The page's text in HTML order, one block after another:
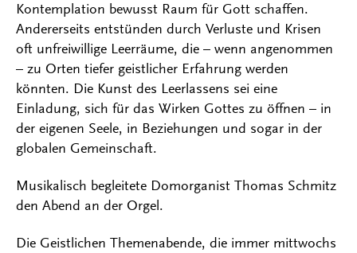
Kontemplation bewusst Raum für Gott schaffen.
Andererseits entstünden durch Verluste und Krisen
oft unfreiwillige Leerräume, die – wenn angenommen
– zu Orten tiefer geistlicher Erfahrung werden
könnten. Die Kunst des Leerlassens sei eine
Einladung, sich für das Wirken Gottes zu öffnen – in
der eigenen Seele, in Beziehungen und sogar in der
globalen Gemeinschaft.
Musikalisch begleitete Domorganist Thomas Schmitz
den Abend an der Orgel.
Die Geistlichen Themenabende, die immer mittwochs